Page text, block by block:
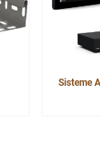
Sisteme